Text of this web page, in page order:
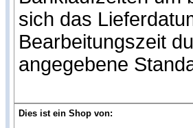
sich das
Bearbeitungszeit
angegebene
Dies ist ein Shop von: